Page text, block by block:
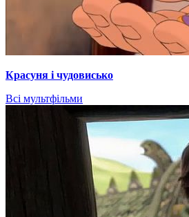
Красуня і чудовисько
Всі мультфільми